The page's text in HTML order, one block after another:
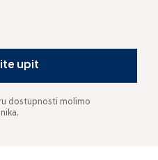
upit
dostupnosti molimo